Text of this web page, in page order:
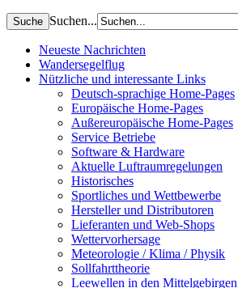
Suchen...
Neueste Nachrichten
Wandersegelflug
Nützliche und interessante Links
Deutsch-sprachige Home-Pages
Europäische Home-Pages
Außereuropäische Home-Pages
Service Betriebe
Software & Hardware
Aktuelle Luftraumregelungen
Historisches
Sportliches und Wettbewerbe
Hersteller und Distributoren
Lieferanten und Web-Shops
Wettervorhersage
Meteorologie / Klima / Physik
Sollfahrttheorie
Leewellen in den Mittelgebirgen